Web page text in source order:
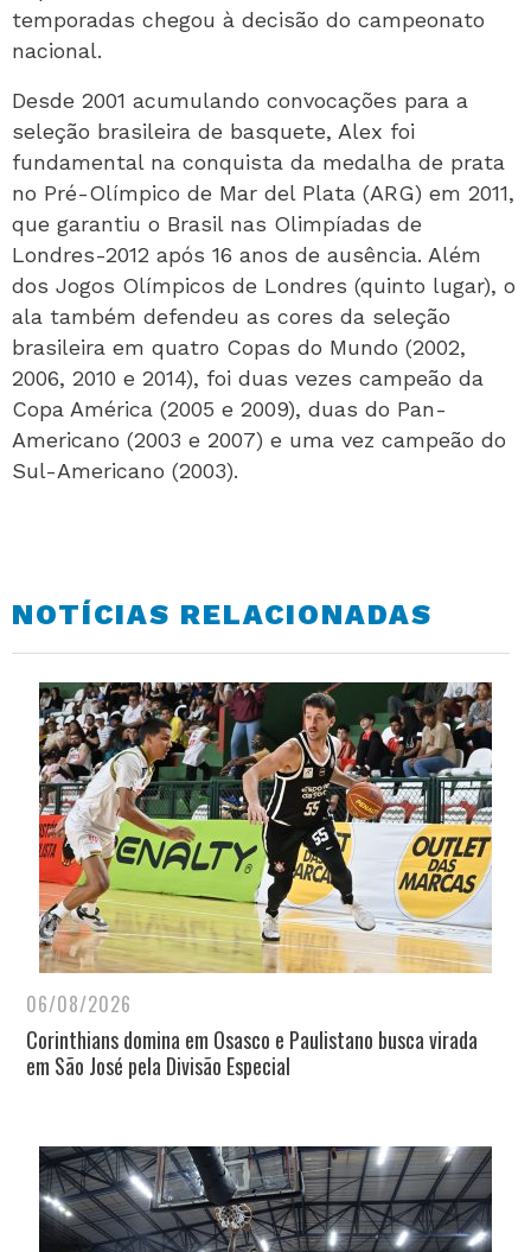
temporadas chegou à decisão do campeonato
nacional.
Desde 2001 acumulando convocações para a
seleção brasileira de basquete, Alex foi
fundamental na conquista da medalha de prata
no Pré-Olímpico de Mar del Plata (ARG) em 2011,
que garantiu o Brasil nas Olimpíadas de
Londres-2012 após 16 anos de ausência. Além
dos Jogos Olímpicos de Londres (quinto lugar), o
ala também defendeu as cores da seleção
brasileira em quatro Copas do Mundo (2002,
2006, 2010 e 2014), foi duas vezes campeão da
Copa América (2005 e 2009), duas do Pan-
Americano (2003 e 2007) e uma vez campeão do
Sul-Americano (2003).
NOTÍCIAS RELACIONADAS
06/08/2026
Corinthians domina em Osasco e Paulistano busca virada
em São José pela Divisão Especial